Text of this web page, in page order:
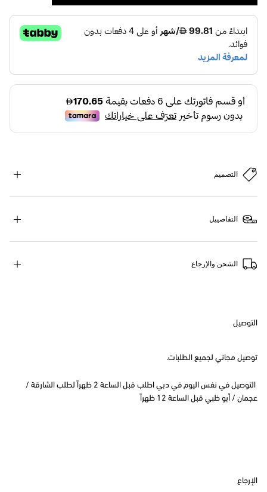
التصميم
التفاصييل
الشحن والإرجاع
التوصيل
توصيل مجاني لجميع الطلبات.
التوصيل في نفس اليوم في دبي اطلب قبل الساعة 2 ظهراً لطلب الشارقة /
عجمان / أبو ظبي قبل الساعة 12 ظهراً
الإرجاع